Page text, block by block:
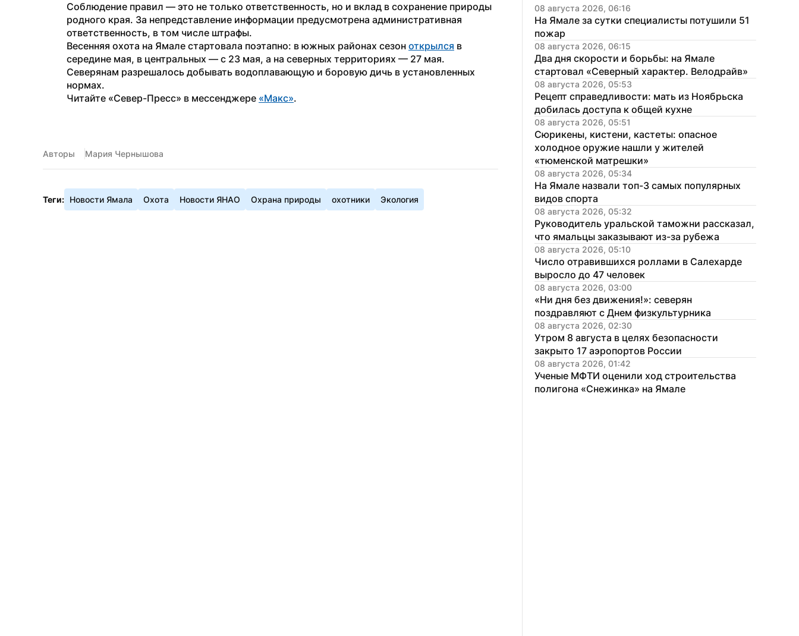
Соблюдение правил — это не только ответственность, но и вклад в сохранение природы
родного края. За непредставление информации предусмотрена административная
ответственность, в том числе штрафы.
Весенняя охота на Ямале стартовала поэтапно: в южных районах сезон открылся в
середине мая, в центральных — с 23 мая, а на северных территориях — 27 мая.
Северянам разрешалось добывать водоплавающую и боровую дичь в установленных
нормах.
Читайте «Север-Пресс» в мессенджере «Макс».
Авторы Мария Чернышова
Теги: Новости Ямала Охота Новости ЯНАО Охрана природы охотники Экология
08 августа 2026, 06:16
На Ямале за сутки специалисты потушили 51
пожар
08 августа 2026, 06:15
Два дня скорости и борьбы: на Ямале
стартовал «Северный характер. Велодрайв»
08 августа 2026, 05:53
Рецепт справедливости: мать из Ноябрьска
добилась доступа к общей кухне
08 августа 2026, 05:51
Сюрикены, кистени, кастеты: опасное
холодное оружие нашли у жителей
«тюменской матрешки»
08 августа 2026, 05:34
На Ямале назвали топ-3 самых популярных
видов спорта
08 августа 2026, 05:32
Руководитель уральской таможни рассказал,
что ямальцы заказывают из-за рубежа
08 августа 2026, 05:10
Число отравившихся роллами в Салехарде
выросло до 47 человек
08 августа 2026, 03:00
«Ни дня без движения!»: северян
поздравляют с Днем физкультурника
08 августа 2026, 02:30
Утром 8 августа в целях безопасности
закрыто 17 аэропортов России
08 августа 2026, 01:42
Ученые МФТИ оценили ход строительства
полигона «Снежинка» на Ямале